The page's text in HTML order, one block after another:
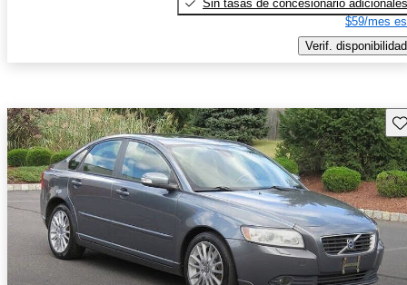
Sin tasas de concesionario adicionales
$59/mes
Verif. disponibilidad